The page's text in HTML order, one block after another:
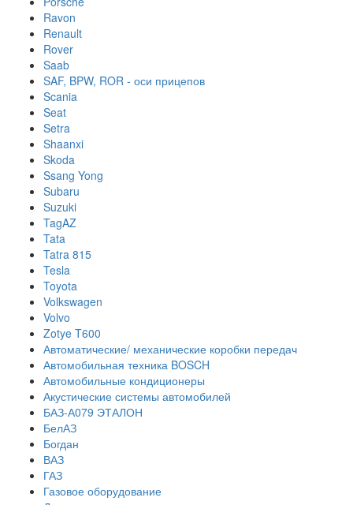
Ravon
Renault
Rover
Saab
SAF, BPW, ROR - оси прицепов
Scania
Seat
Setra
Shaanxi
Skoda
Ssang Yong
Subaru
Suzuki
TagAZ
Tata
Tatra 815
Tesla
Toyota
Volkswagen
Volvo
Zotye T600
Автоматические/ механические коробки передач
Автомобильная техника BOSCH
Автомобильные кондиционеры
Акустические системы автомобилей
БАЗ-А079 ЭТАЛОН
БелАЗ
Богдан
ВАЗ
ГАЗ
Газовое оборудование